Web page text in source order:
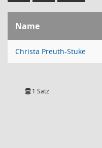
Name
Christa Preuth-Stuke
1 Satz